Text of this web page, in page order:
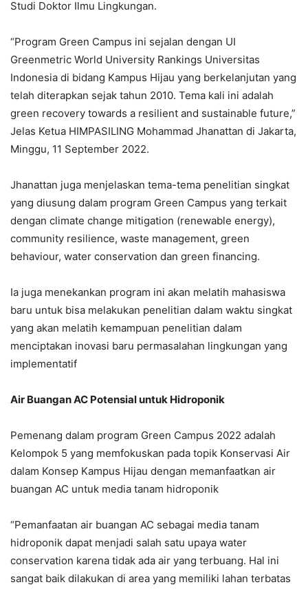
Studi Doktor Ilmu Lingkungan.
“Program Green Campus ini sejalan dengan UI
Greenmetric World University Rankings Universitas
Indonesia di bidang Kampus Hijau yang berkelanjutan yang
telah diterapkan sejak tahun 2010. Tema kali ini adalah
green recovery towards a resilient and sustainable future,”
Jelas Ketua HIMPASILING Mohammad Jhanattan di Jakarta,
Minggu, 11 September 2022.
Jhanattan juga menjelaskan tema-tema penelitian singkat
yang diusung dalam program Green Campus yang terkait
dengan climate change mitigation (renewable energy),
community resilience, waste management, green
behaviour, water conservation dan green financing.
Ia juga menekankan program ini akan melatih mahasiswa
baru untuk bisa melakukan penelitian dalam waktu singkat
yang akan melatih kemampuan penelitian dalam
menciptakan inovasi baru permasalahan lingkungan yang
implementatif
Air Buangan AC Potensial untuk Hidroponik
Pemenang dalam program Green Campus 2022 adalah
Kelompok 5 yang memfokuskan pada topik Konservasi Air
dalam Konsep Kampus Hijau dengan memanfaatkan air
buangan AC untuk media tanam hidroponik
“Pemanfaatan air buangan AC sebagai media tanam
hidroponik dapat menjadi salah satu upaya water
conservation karena tidak ada air yang terbuang. Hal ini
sangat baik dilakukan di area yang memiliki lahan terbatas